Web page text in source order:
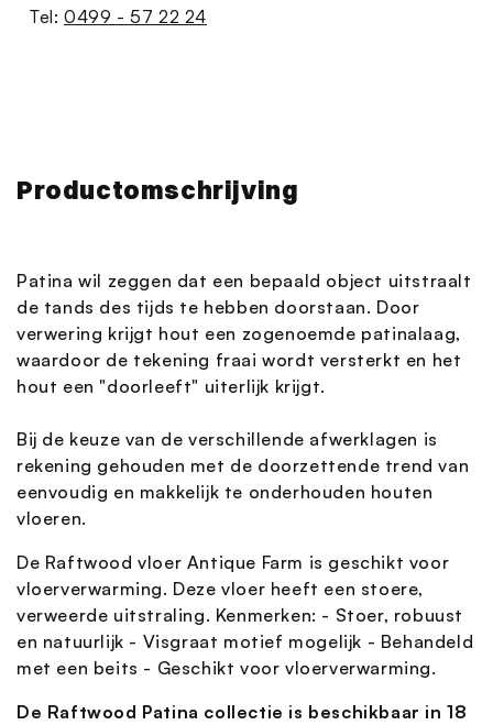
Tel:0499 - 57 22 24
Productomschrijving
Patina wil zeggen dat een bepaald object uitstraalt
de tands des tijds te hebben doorstaan. Door
verwering krijgt hout een zogenoemde patinalaag,
waardoor de tekening fraai wordt versterkt en het
hout een "doorleeft" uiterlijk krijgt.
Bij de keuze van de verschillende afwerklagen is
rekening gehouden met de doorzettende trend van
eenvoudig en makkelijk te onderhouden houten
vloeren.
De Raftwood vloer Antique Farm is geschikt voor
vloerverwarming. Deze vloer heeft een stoere,
verweerde uitstraling. Kenmerken: - Stoer, robuust
en natuurlijk - Visgraat motief mogelijk - Behandeld
met een beits - Geschikt voor vloerverwarming.
De Raftwood Patina collectie is beschikbaar in 18